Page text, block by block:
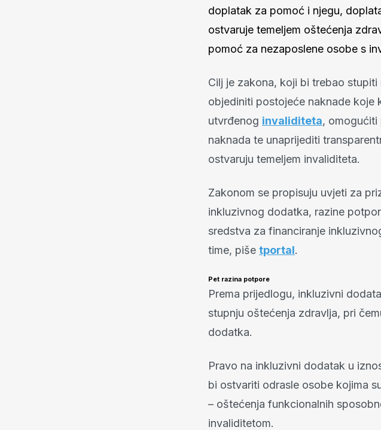
doplatak za pomoć i njegu,
ostvaruje temeljem oštećenja
pomoć za nezaposlene osobe s
Cilj je zakona, koji bi trebao
objediniti postojeće naknade koje
utvrđenog invaliditeta, omogućiti
naknada te unaprijediti
ostvaruju temeljem invaliditeta.
Zakonom se propisuju uvjeti za
inkluzivnog dodatka, razine
sredstva za financiranje
time, piše tportal.
Pet razina potpore
Prema prijedlogu, inkluzivni
stupnju oštećenja zdravlja, pri
dodatka.
Pravo na inkluzivni dodatak u
bi ostvariti odrasle osobe kojima
– oštećenja funkcionalnih
invaliditetom.